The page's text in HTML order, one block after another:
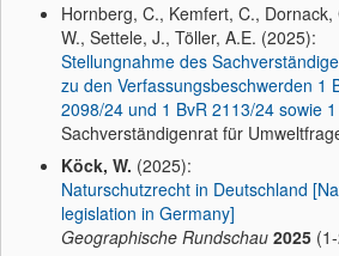
Hornberg, C., Kemfert, C., Dornack,
W., Settele, J., Töller, A.E. (2025):
Stellungnahme des
zu den Verfassungsbeschwerden 1
2098/24 und 1 BvR 2113/24 sowie
Sachverständigenrat für
Köck, W. (2025):
Naturschutzrecht in Deutschland
legislation in Germany]
Geographische Rundschau 2025